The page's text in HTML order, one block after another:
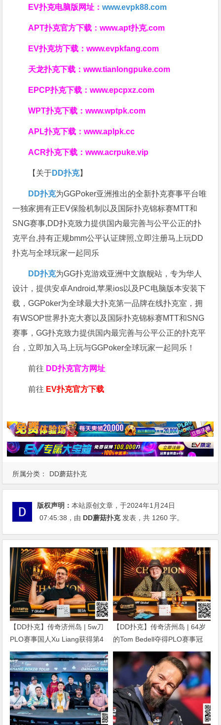
所属分类： DD蘑菇扑克
EV扑克电脑版网址：www.evpk88.com
APT扑克官方下载：www.apt扑克.com
EV扑克坊下载：www.evpkfang.com
天龙扑克下载：www.tianlongpuke.com
EPCP扑克下载：www.epcpxz.com
WPT扑克下载：www.wptpk.com
APL扑克下载：www.aplpk.cc
ACR扑克下载：www.acrpuke.vip
【关于DD扑克】
DD扑克为GGPoker亚洲推出的全新扑克赛事平台唯
一独家拥有正EV保险机制以及国际扑克锦标赛MTT和
SNG赛事,DD扑克致力提供国内最完善与公平公正的扑
克平台,持有正规bmm公平认证牌照,立即注册马上玩DD
扑克与全球玩家一起同乐
DD扑克为GG扑克游戏亚洲中文旗舰站，专为华人
设计，提供安卓Android,苹果ios以及PC电脑版本安装下
载，GGPoker为全球最大扑克第一品牌在线扑克室，拥
有WSOP世界扑克大赛以及国际扑克锦标赛MTT和SNG
赛事，GG扑克致力提供国内最完善与公平公正的扑克平
台，立即加入马上玩与GGPoker全球玩家一起同乐！
前往 DD扑克官方网址
前往 EV扑克官方下载
版权声明：本站原创文章，于2024年1月24日
07:45:38 ，由 DD蘑菇扑克发表，共 1260 字。
【DD扑克】传奇济州岛 | 5w刀
PLO赛事国人Xu Liang获得第4
名，匈牙利Gergo Nagy夺冠
【DD扑克】传奇济州岛 | 64岁
的Tom Bedell夺得PLO赛事冠
军，国人Shi Ning Dan获亚军